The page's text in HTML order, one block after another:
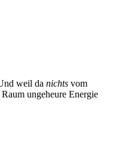
weil da nichts vom
ungeheure Energie